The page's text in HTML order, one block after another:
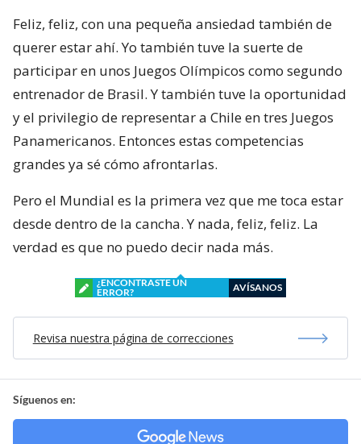
Feliz, feliz, con una pequeña ansiedad también de
querer estar ahí. Yo también tuve la suerte de
participar en unos Juegos Olímpicos como segundo
entrenador de Brasil. Y también tuve la oportunidad
y el privilegio de representar a Chile en tres Juegos
Panamericanos. Entonces estas competencias
grandes ya sé cómo afrontarlas.
Pero el Mundial es la primera vez que me toca estar
desde dentro de la cancha. Y nada, feliz, feliz. La
verdad es que no puedo decir nada más.
¿ENCONTRASTE UN
ERROR?
AVÍSANOS
Revisa nuestra página de correcciones
Síguenos en: